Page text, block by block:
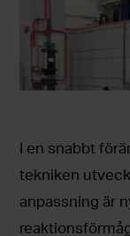
I en snabbt
tekniken
anpassning är